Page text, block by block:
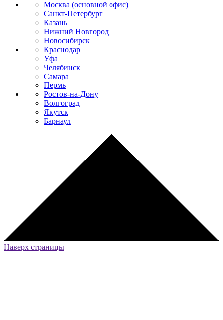
Москва (основной офис)
Санкт-Петербург
Казань
Нижний Новгород
Новосибирск
Краснодар
Уфа
Челябинск
Самара
Пермь
Ростов-на-Дону
Волгоград
Якутск
Барнаул
Наверх страницы